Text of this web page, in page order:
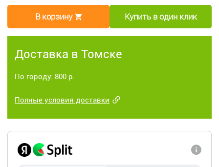
В корзину Купить в один клик
Доставка в Томске
По городу: 800 р.
Полные условия доставки